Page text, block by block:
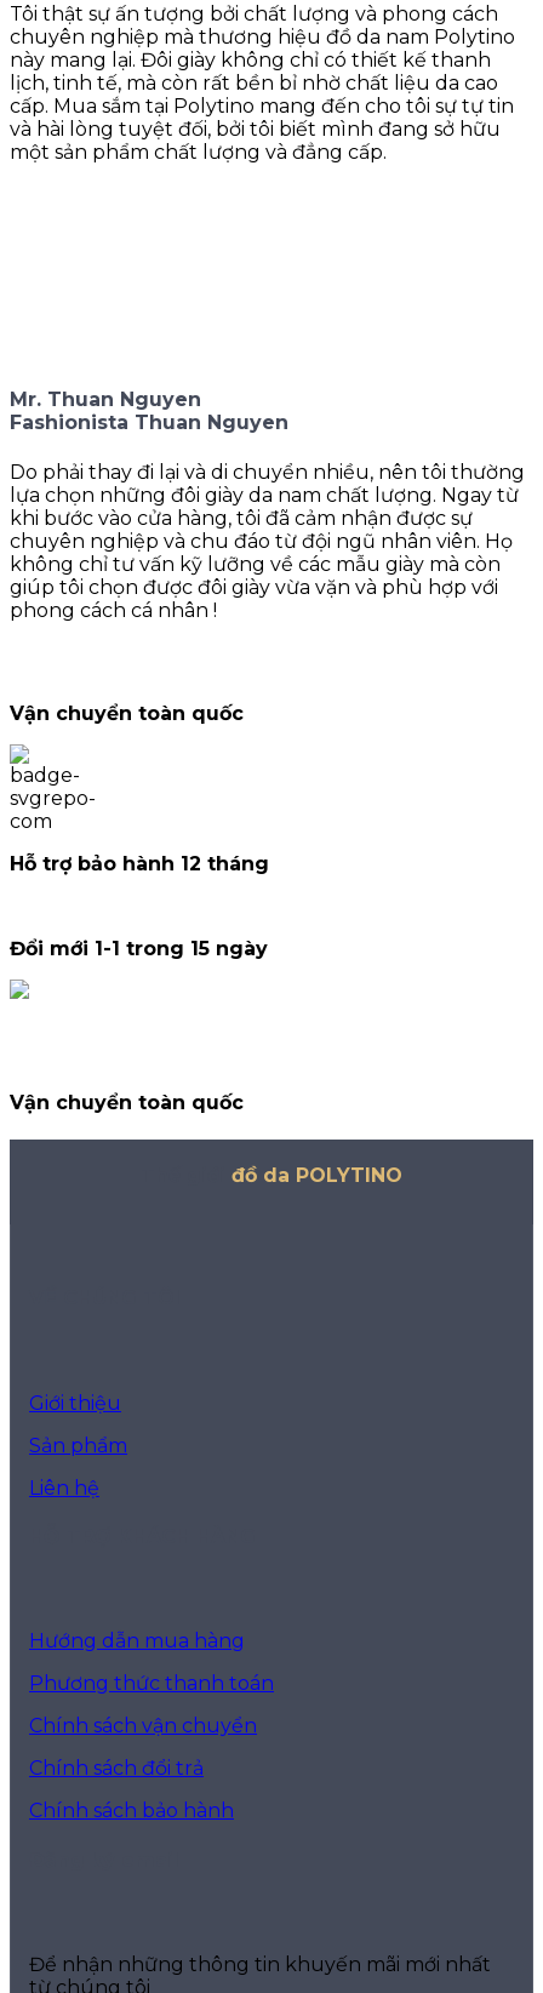
Tôi thật sự ấn tượng bởi chất lượng và phong cách
chuyên nghiệp mà thương hiệu đồ da nam Polytino
này mang lại. Đôi giày không chỉ có thiết kế thanh
lịch, tinh tế, mà còn rất bền bỉ nhờ chất liệu da cao
cấp. Mua sắm tại Polytino mang đến cho tôi sự tự tin
và hài lòng tuyệt đối, bởi tôi biết mình đang sở hữu
một sản phẩm chất lượng và đẳng cấp.
Mr. Thuan Nguyen
Fashionista Thuan Nguyen
Do phải thay đi lại và di chuyển nhiều, nên tôi thường
lựa chọn những đôi giày da nam chất lượng. Ngay từ
khi bước vào cửa hàng, tôi đã cảm nhận được sự
chuyên nghiệp và chu đáo từ đội ngũ nhân viên. Họ
không chỉ tư vấn kỹ lưỡng về các mẫu giày mà còn
giúp tôi chọn được đôi giày vừa vặn và phù hợp với
phong cách cá nhân !
Vận chuyển toàn quốc
Hỗ trợ bảo hành 12 tháng
Đổi mới 1-1 trong 15 ngày
Vận chuyển toàn quốc
đồ da POLYTINO
Giới thiệu
Sản phẩm
Liên hệ
Hướng dẫn mua hàng
Phương thức thanh toán
Chính sách vận chuyển
Chính sách đổi trả
Chính sách bảo hành
Để nhận những thông tin khuyến mãi mới nhất
từ chúng tôi